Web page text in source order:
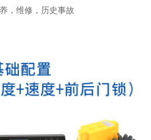
，维修，历史事故